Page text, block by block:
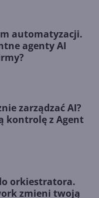
automatyzacji.
agenty AI
zarządzać AI?
kontrolę z Agent
orkiestratora.
zmieni twoją